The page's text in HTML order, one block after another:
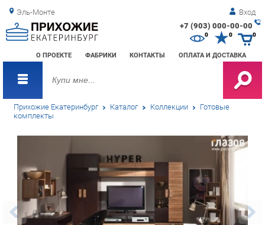
Эль-Монте Вход
+7 (903) 000-00-00
О ПРОЕКТЕ ФАБРИКИ КОНТАКТЫ ОПЛАТА И ДОСТАВКА
0 0
Прихожие Екатеринбург Каталог Коллекции Готовые
комплекты